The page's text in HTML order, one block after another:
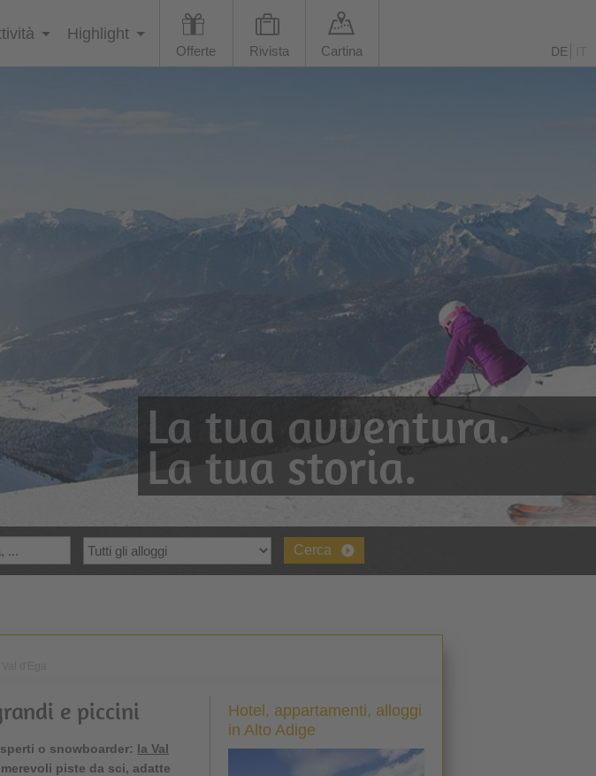
Highlight
Offerte Rivista Cartina DE
La tua avventura.
La tua storia.
Cerca
e piccini
o snowboarder: la Val
piste da sci, adatte
Hotel, appartamenti, alloggi
in Alto Adige